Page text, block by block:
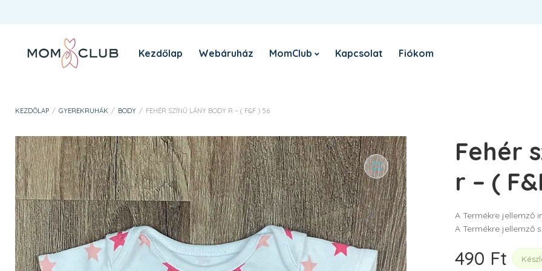
EMLÉKEZZ RÁM
BELÉPÉS
Elfelejtett jelszó?
Kezdőlap Webáruház MomClub Kapcsolat Fiókom
KEZDŐLAP / GYEREKRUHÁK / BODY / FEHÉR SZÍNŰ LÁNY BODY R – ( F&F ) 56
Fehér
r – (
A Termékre jellemző
A Termékre jellemző
490 Ft